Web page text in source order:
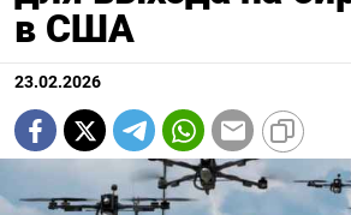
в США
23.02.2026